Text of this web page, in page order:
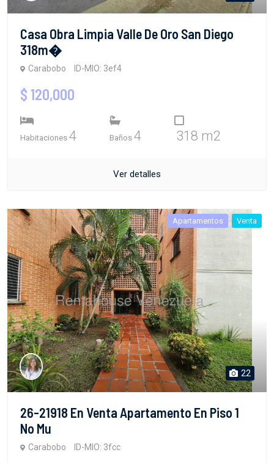
Casa Obra Limpia Valle De Oro San Diego
318m�
Carabobo ID-MIO: 3ef4
$ 120,000
Habitaciones 4 Baños 4 318 m2
Ver detalles
Apartamentos Venta
22
26-21918 En Venta Apartamento En Piso 1
No Mu
Carabobo ID-MIO: 3fcc